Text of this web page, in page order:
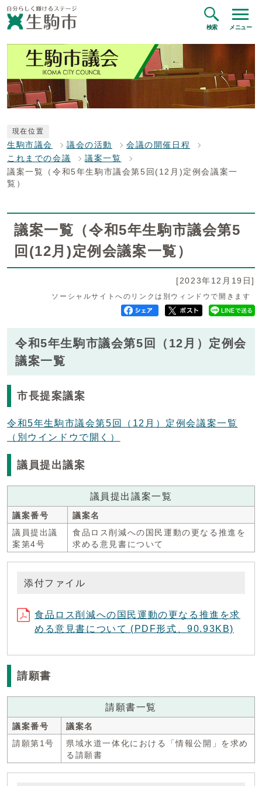
検索 メニュー
現在位置
生駒市議会 議会の活動
会議の開催日程
これまでの会議
議案一覧
議案一覧（令和5年生駒市議会第5回(12月)定例会議案一
覧）
議案一覧（令和5年生駒市議会第5
回(12月)定例会議案一覧）
[2023年12月19日]
ソーシャルサイトへのリンクは別ウィンドウで開きます
令和5年生駒市議会第5回（12月）定例会
議案一覧
市長提案議案
令和5年生駒市議会第5回（12月）定例会議案一覧
（別ウインドウで開く）
議員提出議案
議員提出議案一覧
議案番号
議案名
議員提出議
案第4号
食品ロス削減への国民運動の更なる推進を
求める意見書について
添付ファイル
食品ロス削減への国民運動の更なる推進を求
める意見書について (PDF形式、90.93KB)
請願書
請願書一覧
議案番号
議案名
請願第1号
県域水道一体化における「情報公開」を求め
る請願書